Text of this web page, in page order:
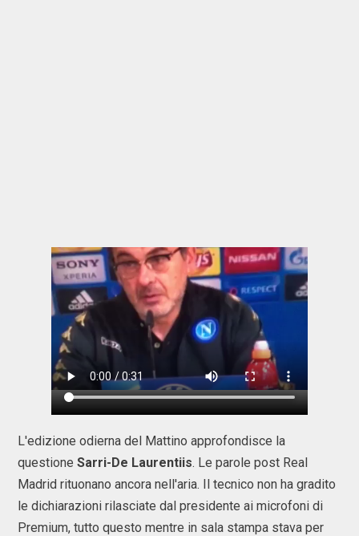
L'edizione odierna del Mattino approfondisce la
questione Sarri-De Laurentiis. Le parole post Real
Madrid rituonano ancora nell'aria. Il tecnico non ha gradito
le dichiarazioni rilasciate dal presidente ai microfoni di
Premium, tutto questo mentre in sala stampa stava per